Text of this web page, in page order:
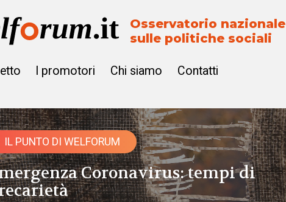
Osservatorio nazionale
sulle politiche sociali
I promotori Chi siamo Contatti
IL PUNTO DI WELFORUM
Coronavirus: tempi di